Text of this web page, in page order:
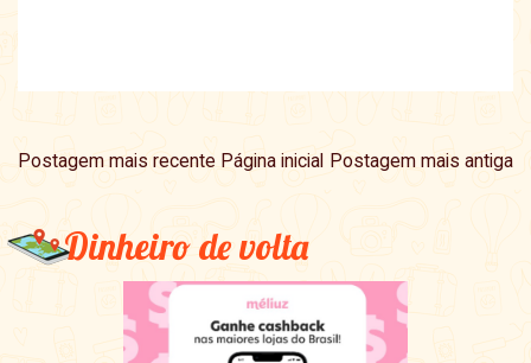
Postagem mais recente Postagem mais antiga
Página inicial
Dinheiro de volta